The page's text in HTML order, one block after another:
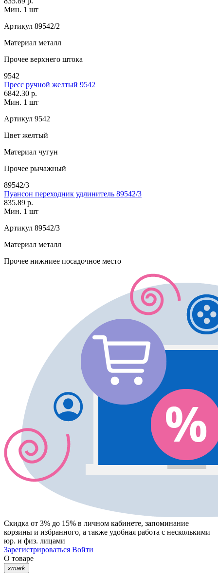
Мин. 1 шт
Артикул 89542/2
Материал металл
Прочее верхнего штока
9542
Пресс ручной желтый 9542
6842.30 р.
Мин. 1 шт
Артикул 9542
Цвет желтый
Материал чугун
Прочее рычажный
89542/3
Пуансон переходник удлинитель 89542/3
835.89 р.
Мин. 1 шт
Артикул 89542/3
Материал металл
Прочее нижниее посадочное место
Скидка от 3% до 15% в личном кабинете, запоминание
корзины и избранного, а также удобная работа с несколькими
юр. и физ. лицами
Зарегистрироваться Войти
О товаре
xmark